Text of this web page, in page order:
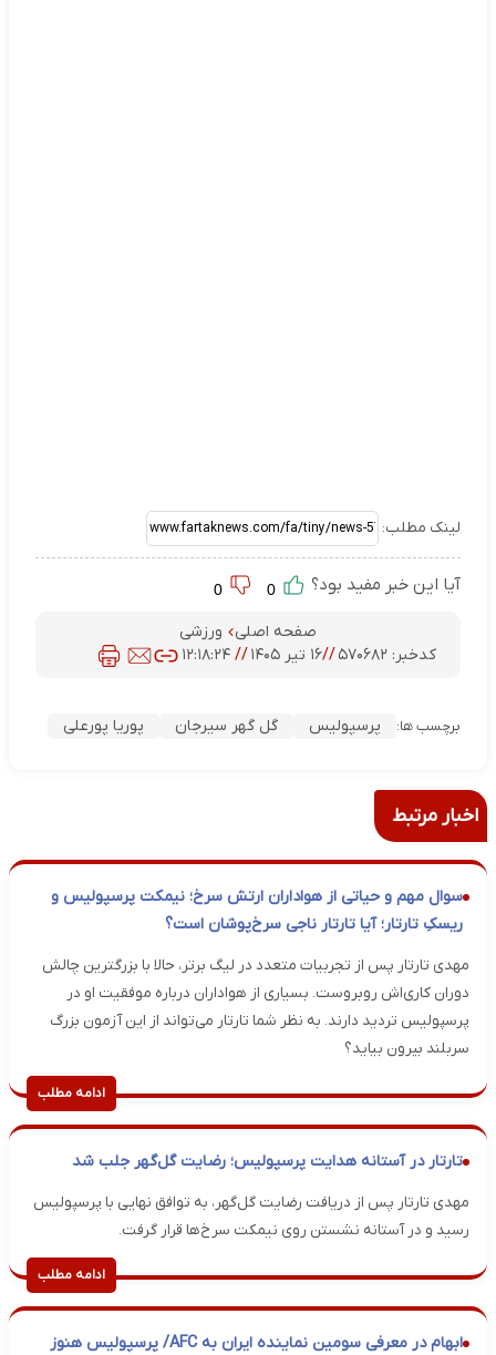
لینک مطلب:
آیا این خبر مفید بود؟
صفحه اصلی
ورزشی
کدخبر:۵۷۰۶۸۲ //۱۶ تیر ۱۴۰۵ //۱۲:۱۸:۲۴
برچسب ها: پرسپولیس گل گهر سیرجان پوریا پورعلی
اخبار مرتبط
سوال مهم و حیاتی از هواداران ارتش سرخ؛ نیمکت پرسپولیس و
ریسکِ تارتار؛ آیا تارتار ناجی سرخ‌پوشان است؟
مهدی تارتار پس از تجربیات متعدد در لیگ برتر، حالا با بزرگترین چالش
دوران کاری‌اش روبروست. بسیاری از هواداران درباره موفقیت او در
پرسپولیس تردید دارند. به نظر شما تارتار می‌تواند از این آزمون بزرگ
سربلند بیرون بیاید؟
ادامه مطلب
تارتار در آستانه هدایت پرسپولیس؛ رضایت گل‌گهر جلب شد
مهدی تارتار پس از دریافت رضایت گل‌گهر، به توافق نهایی با پرسپولیس
رسید و در آستانه نشستن روی نیمکت سرخ‌ها قرار گرفت.
ادامه مطلب
ابهام در معرفی سومین نماینده ایران به AFC/ پرسپولیس هنوز